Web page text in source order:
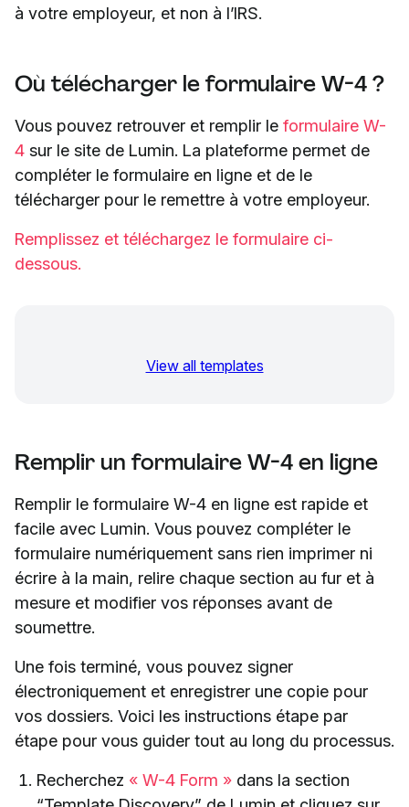
à votre employeur, et non à l’IRS.
Où télécharger le formulaire W-4 ?
Vous pouvez retrouver et remplir le formulaire W-
4 sur le site de Lumin. La plateforme permet de
compléter le formulaire en ligne et de le
télécharger pour le remettre à votre employeur.
Remplissez et téléchargez le formulaire ci-
dessous.
View all templates
Remplir un formulaire W-4 en ligne
Remplir le formulaire W-4 en ligne est rapide et
facile avec Lumin. Vous pouvez compléter le
formulaire numériquement sans rien imprimer ni
écrire à la main, relire chaque section au fur et à
mesure et modifier vos réponses avant de
soumettre.
Une fois terminé, vous pouvez signer
électroniquement et enregistrer une copie pour
vos dossiers. Voici les instructions étape par
étape pour vous guider tout au long du processus.
Recherchez « W-4 Form » dans la section